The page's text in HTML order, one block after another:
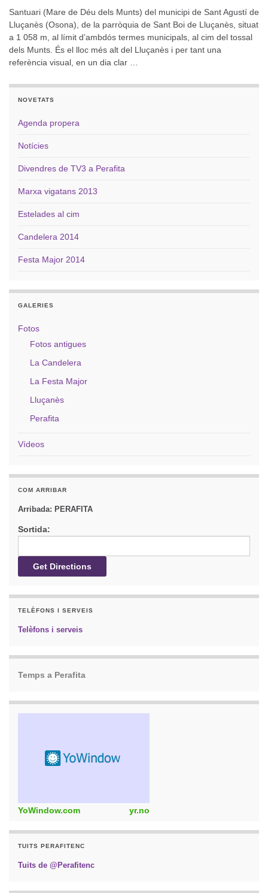
Santuari (Mare de Déu dels Munts) del municipi de Sant Agustí de
Lluçanès (Osona), de la parròquia de Sant Boi de Lluçanès, situat
a 1 058 m, al límit d’ambdós termes municipals, al cim del tossal
dels Munts. És el lloc més alt del Lluçanès i per tant una
referència visual, en un dia clar …
NOVETATS
Agenda propera
Notícies
Divendres de TV3 a Perafita
Marxa vigatans 2013
Estelades al cim
Candelera 2014
Festa Major 2014
GALERIES
Fotos
Fotos antigues
La Candelera
La Festa Major
Lluçanès
Perafita
Vídeos
COM ARRIBAR
Arribada: PERAFITA
Sortida:
TELÈFONS I SERVEIS
Telèfons i serveis
Temps a Perafita
YoWindow.com yr.no
TUITS PERAFITENC
Tuits de @Perafitenc